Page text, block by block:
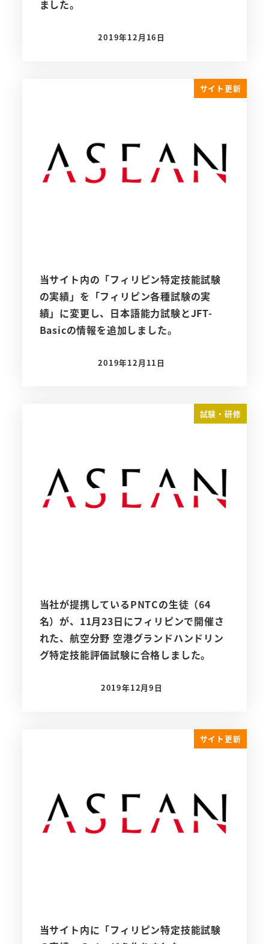
ました。
投稿日
2019年12月16日
サイト更新
当サイト内の「フィリピン特定技能試験
の実績」を「フィリピン各種試験の実
績」に変更し、日本語能力試験とJFT-
Basicの情報を追加しました。
投稿日
2019年12月11日
試験・研修
当社が提携しているPNTCの生徒（64
名）が、11月23日にフィリピンで開催さ
れた、航空分野 空港グランドハンドリン
グ特定技能評価試験に合格しました。
投稿日
2019年12月9日
サイト更新
当サイト内に「フィリピン特定技能試験